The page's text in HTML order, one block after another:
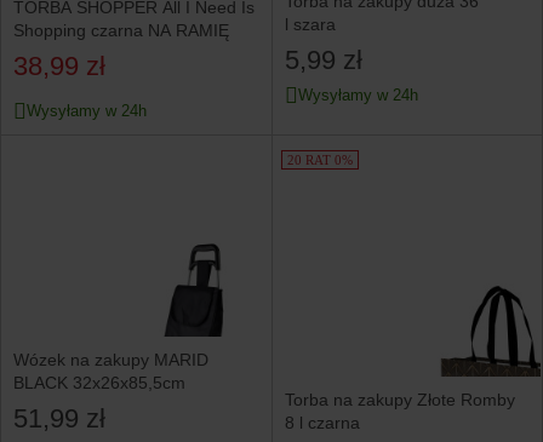
TORBA SHOPPER All I Need Is
Shopping czarna NA RAMIĘ
38,99 zł
Wysyłamy w 24h
l szara
5,99 zł
Wysyłamy w 24h
Wózek na zakupy MARID
BLACK 32x26x85,5cm
51,99 zł
20 RAT 0%
Torba na zakupy Złote Romby
8 l czarna